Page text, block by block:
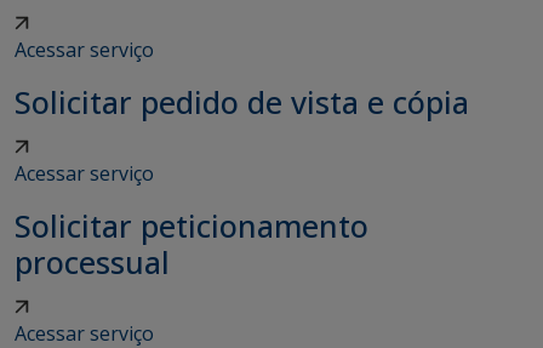
Acessar serviço
Solicitar pedido de vista e cópia
Acessar serviço
Solicitar peticionamento
processual
Acessar serviço